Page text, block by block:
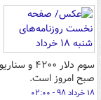
سوم دلار
صبح امروز است.
۱۸ خرداد ۹۸ - ۰۲:۰۰